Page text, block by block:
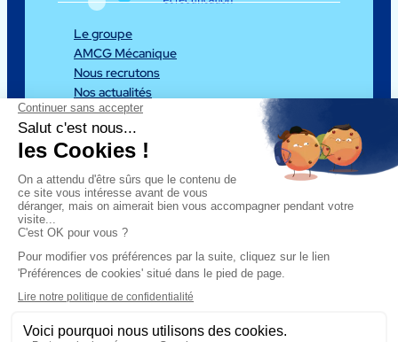
Le groupe
AMCG Mécanique
Nous recrutons
Nos actualités
Nos expertises
Nos équipements
Nos réalisations
Mentions légales
Politique de confidentialité
Gestion des cookies
Plan de site